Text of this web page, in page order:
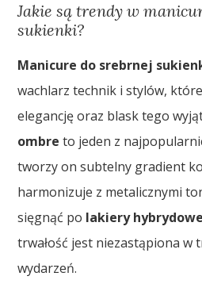
Jakie są trendy w
sukienki?
Manicure do srebrnej
wachlarz technik i stylów,
elegancję oraz blask tego
ombre to jeden z
tworzy on subtelny gradient
harmonizuje z metalicznymi
sięgnąć po lakiery hybrydowe
trwałość jest niezastąpiona w
wydarzeń.